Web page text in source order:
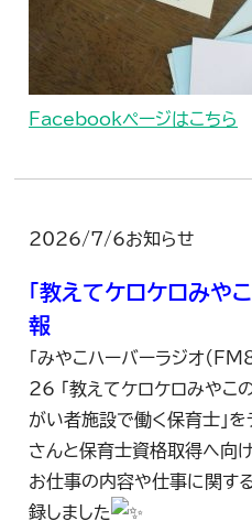
Facebookページはこちら
2026/7/6お知らせ
「教えてケロケロみや
報
「みやこハーバーラジオ
26 「教えてケロケロみやこ
がい者施設で働く保育士」
さんと保育士資格取得へ向
お仕事の内容や仕事に関す
録しました